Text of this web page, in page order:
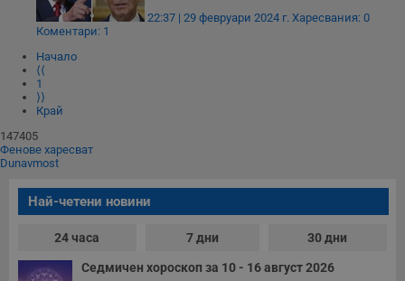
22:37 | 29 февруари 2024 г. Харесвания: 0
Коментари: 1
Начало
⟨⟨
1
⟩⟩
Край
147405
Фенове харесват
Dunavmost
Най-четени новини
24 часа 7 дни 30 дни
Седмичен хороскоп за 10 - 16 август 2026